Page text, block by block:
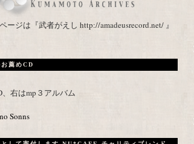
ージは『武者がえし http://amadeusrecord.net/ 』
薦めCD
、右はmp３アルバム
Sonns